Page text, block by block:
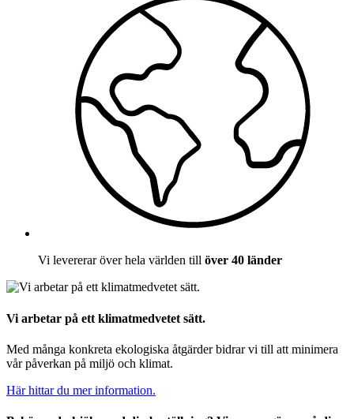
Vi levererar över hela världen till över 40 länder
Vi arbetar på ett klimatmedvetet sätt.
Med många konkreta ekologiska åtgärder bidrar vi till att minimera
vår påverkan på miljö och klimat.
Här hittar du mer information.